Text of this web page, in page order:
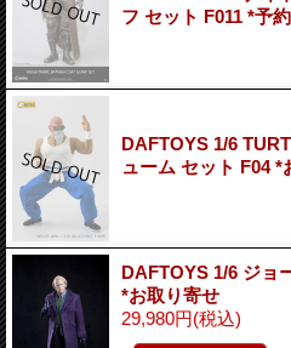
フ セット F011 *予約
DAFTOYS 1/6
ューム セット F04 *
DAFTOYS 1/6 ジョ
*お取り寄せ
29,980円(税込)